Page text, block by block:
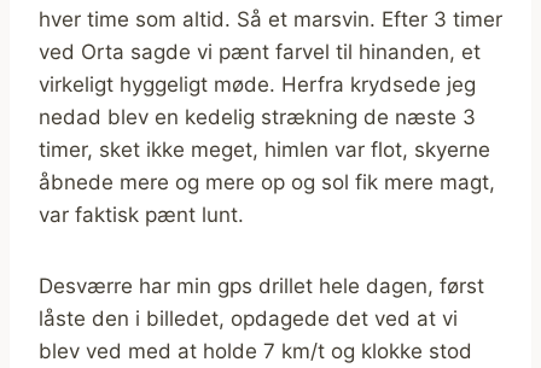
hver time som altid. Så et marsvin. Efter 3 timer
ved Orta sagde vi pænt farvel til hinanden, et
virkeligt hyggeligt møde. Herfra krydsede jeg
nedad blev en kedelig strækning de næste 3
timer, sket ikke meget, himlen var flot, skyerne
åbnede mere og mere op og sol fik mere magt,
var faktisk pænt lunt.
Desværre har min gps drillet hele dagen, først
låste den i billedet, opdagede det ved at vi
blev ved med at holde 7 km/t og klokke stod